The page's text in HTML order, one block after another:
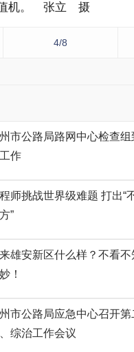
值机。 张立 摄
4/8
市公路局路网中心检查
作
师挑战世界级难题 打出“
”
雄安新区什么样？不看
！
市公路局应急中心召开
综治工作会议